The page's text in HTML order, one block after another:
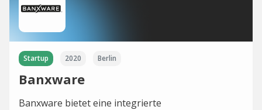
Startup 2020 Berlin
Banxware
Banxware bietet eine integrierte